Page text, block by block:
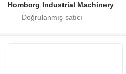
Homborg Industrial Machinery